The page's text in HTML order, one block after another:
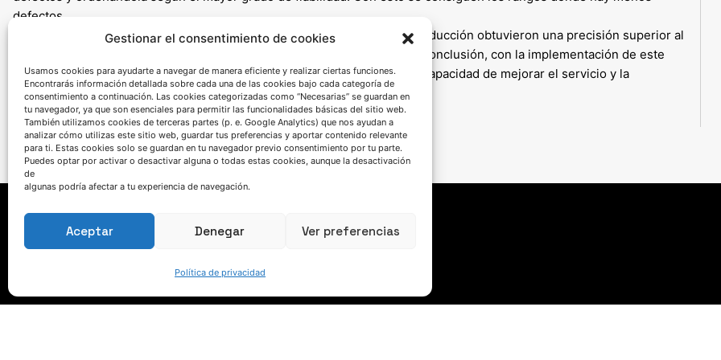
Gestionar el consentimiento de cookies
Usamos cookies para ayudarte a navegar de manera eficiente y realizar ciertas funciones.
Encontrarás información detallada sobre cada una de las cookies bajo cada categoría de
consentimiento a continuación. Las cookies categorizadas como “Necesarias” se guardan en
tu navegador, ya que son esenciales para permitir las funcionalidades básicas del sitio web.
También utilizamos cookies de terceras partes (p. e. Google Analytics) que nos ayudan a
analizar cómo utilizas este sitio web, guardar tus preferencias y aportar contenido relevante
para ti. Estas cookies solo se guardan en tu navegador previo consentimiento por tu parte.
Puedes optar por activar o desactivar alguna o todas estas cookies, aunque la desactivación
de
algunas podría afectar a tu experiencia de navegación.
Aceptar Denegar Ver preferencias
Política de privacidad
defectos.
En general, todos los modelos en las diferentes fases del proceso de producción obtuvieron una precisión superior al
70%, por lo que tuvieron un mejor rendimiento que los humanos. Como conclusión, con la implementación de este
flujo de trabajo de Inteligencia Artificial propuesto, se ha demostrado la capacidad de mejorar el servicio y la
productividad de la fundición a la cera perdida.